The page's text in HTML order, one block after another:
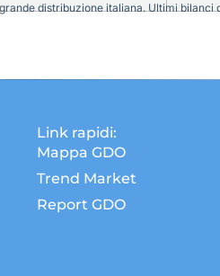
distribuzione italiana. Ultimi bilanci
Link rapidi:
Mappa GDO
Trend Market
Report GDO